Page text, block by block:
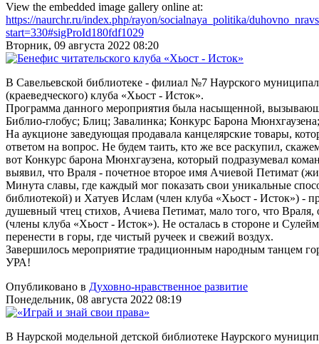
View the embedded image gallery online at:
https://naurchr.ru/index.php/rayon/socialnaya_politika/
start=330#sigProId180fdf1029
Вторник, 09 августа 2022 08:20
В Савельевской библиотеке - филиал №7 Наурского
(краеведческого) клуба «Хьост - Исток».
Программа данного мероприятия была насыщенной,
Библио-глобус; Блиц; Завалинка; Конкурс Барона
На аукционе заведующая продавала канцелярские товары,
ответом на вопрос. Не будем таить, кто же все раскупил,
вот Конкурс барона Мюнхгаузена, который подразумевал
выявил, что Враля - почетное второе имя Ачиевой Петимат
Минута славы, где каждый мог показать свои уникальные
библиотекой) и Хатуев Ислам (член клуба «Хьост - Исток») -
душевный чтец стихов, Ачиева Петимат, мало того, что
(члены клуба «Хьост - Исток»). Не осталась в стороне и
перенести в горы, где чистый ручеек и свежий воздух.
Завершилось мероприятие традиционным народным танцем
УРА!
Опубликовано в Духовно-нравственное развитие
Понедельник, 08 августа 2022 08:19
В Наурской модельной детской библиотеке Наурского